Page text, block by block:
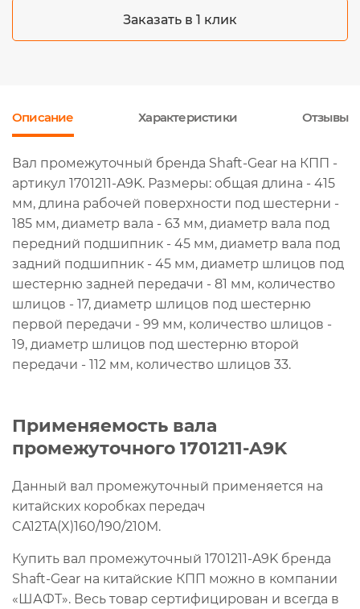
Заказать в 1 клик
Описание Характеристики Отзывы
Вал промежуточный бренда Shaft-Gear на КПП -
артикул 1701211-A9K. Размеры: общая длина - 415
мм, длина рабочей поверхности под шестерни -
185 мм, диаметр вала - 63 мм, диаметр вала под
передний подшипник - 45 мм, диаметр вала под
задний подшипник - 45 мм, диаметр шлицов под
шестерню задней передачи - 81 мм, количество
шлицов - 17, диаметр шлицов под шестерню
первой передачи - 99 мм, количество шлицов -
19, диаметр шлицов под шестерню второй
передачи - 112 мм, количество шлицов 33.
Применяемость вала
промежуточного 1701211-A9K
Данный вал промежуточный применяется на
китайских коробках передач
CA12TA(X)160/190/210M.
Купить вал промежуточный 1701211-A9K бренда
Shaft-Gear на китайские КПП можно в компании
«ШАФТ». Весь товар сертифицирован и всегда в